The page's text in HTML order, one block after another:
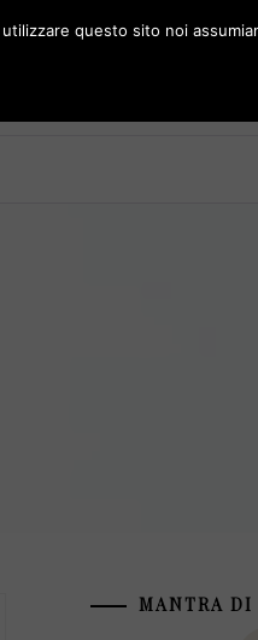
MANTRA DI
questo sito noi